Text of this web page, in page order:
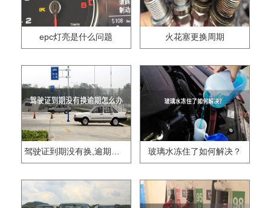
epc灯亮是什么问题 火花塞更换周期
驾驶证到期没有换,逾期怎么办?? 玻璃水冻住了如何解决？